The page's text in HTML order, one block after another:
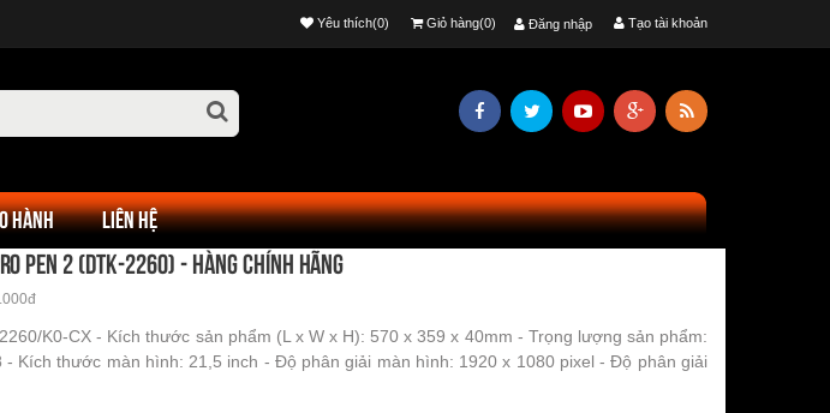
Đăng nhập Tạo tài khoản
Yêu thích(0) Giỏ hàng(0)
HÀNH LIÊN HỆ
Pen 2 (DTK-2260) - Hàng chính hãng
K0-CX - Kích thước sản phẩm (L x W x H): 570 x 359 x 40mm - Trọng lượng sản phẩm:
Kích thước màn hình: 21,5 inch - Độ phân giải màn hình: 1920 x 1080 pixel - Độ phân giải